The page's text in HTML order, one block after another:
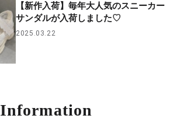
【新作入荷】毎年大人気のスニーカー
サンダルが入荷しました♡
2025.03.22
Information